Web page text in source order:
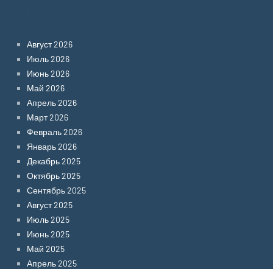
Август 2026
Июль 2026
Июнь 2026
Май 2026
Апрель 2026
Март 2026
Февраль 2026
Январь 2026
Декабрь 2025
Октябрь 2025
Сентябрь 2025
Август 2025
Июль 2025
Июнь 2025
Май 2025
Апрель 2025